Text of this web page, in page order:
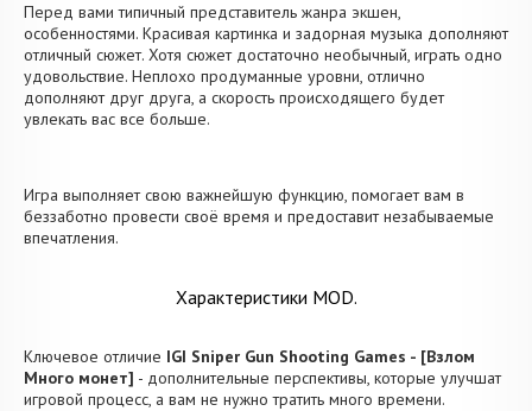
Перед вами типичный представитель жанра экшен,
особенностями. Красивая картинка и задорная музыка дополняют
отличный сюжет. Хотя сюжет достаточно необычный, играть одно
удовольствие. Неплохо продуманные уровни, отлично
дополняют друг друга, а скорость происходящего будет
увлекать вас все больше.
Игра выполняет свою важнейшую функцию, помогает вам в
беззаботно провести своё время и предоставит незабываемые
впечатления.
Характеристики MOD.
Ключевое отличие IGI Sniper Gun Shooting Games - [Взлом
Много монет] - дополнительные перспективы, которые улучшат
игровой процесс, а вам не нужно тратить много времени.